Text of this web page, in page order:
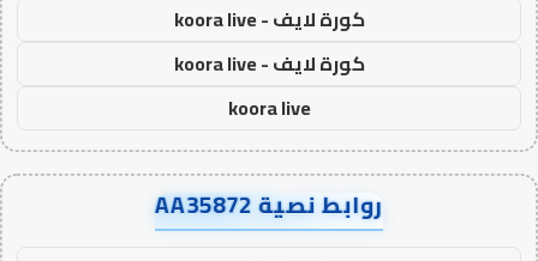
كورة لايف - koora live
كورة لايف - koora live
koora live
روابط نصية AA35872